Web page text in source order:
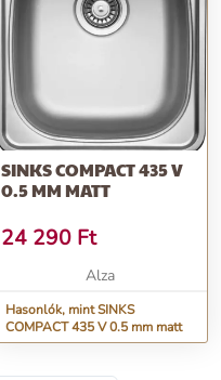
SINKS COMPACT 435 V
0.5 MM MATT
24 290 Ft
Alza
Hasonlók, mint SINKS
COMPACT 435 V 0.5 mm matt